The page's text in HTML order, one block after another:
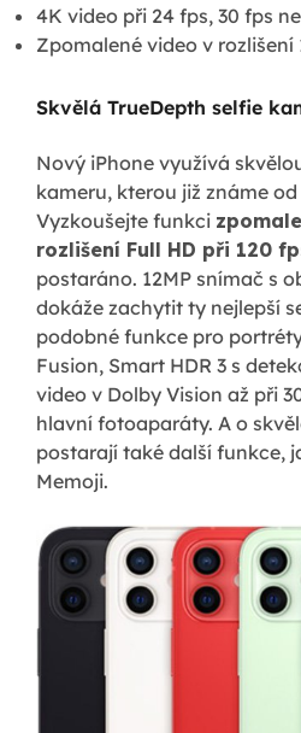
4K video při 24 fps, 30 fps
Zpomalené video v rozlišení
Skvělá TrueDepth selfie
Nový iPhone využívá
kameru, kterou již známe
Vyzkoušejte funkci
rozlišení Full HD při 120
postaráno. 12MP snímač s
dokáže zachytit ty nejlepší
podobné funkce pro
Fusion, Smart HDR 3 s
video v Dolby Vision až při
hlavní fotoaparáty. A o
postarají také další funkce,
Memoji.